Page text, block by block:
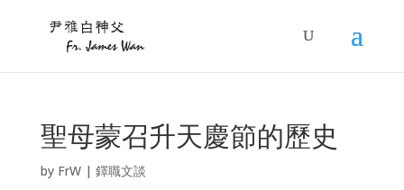
聖母蒙召升天慶節的歷史
by FrW| 鐸職文談